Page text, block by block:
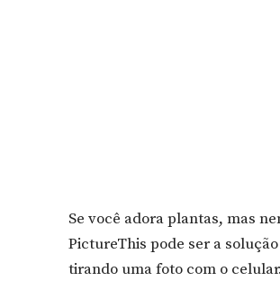
Se você adora plantas, mas
PictureThis pode ser a
tirando uma foto com o